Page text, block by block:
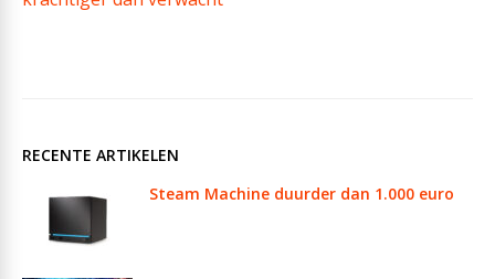
RECENTE ARTIKELEN
Steam Machine duurder dan 1.000 euro